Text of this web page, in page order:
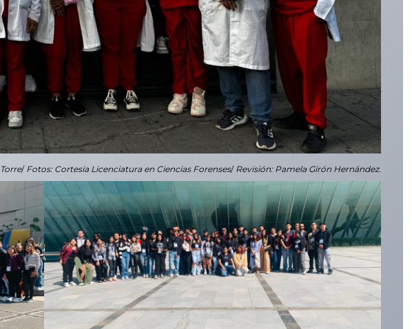
/ Fotos: Cortesía Licenciatura en Ciencias Forenses/ Revisión: Pamela Girón Hernández.